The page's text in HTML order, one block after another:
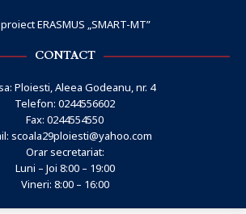
ERASMUS „SMART-MT”
CONTACT
Ploiesti, Aleea Godeanu, nr. 4
Telefon: 0244556602
Fax: 0244554550
scoala29ploiesti@yahoo.com
Orar secretariat:
Luni – Joi 8:00 – 19:00
Vineri: 8:00 – 16:00